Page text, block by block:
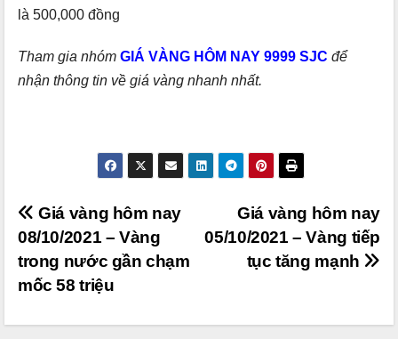
là 500,000 đồng
Tham gia nhóm GIÁ VÀNG HÔM NAY 9999 SJC để
nhận thông tin về giá vàng nhanh nhất.
Điều
hướng
bài
viết
Giá vàng hôm nay
05/10/2021 – Vàng tiếp
tục tăng mạnh
Giá vàng hôm nay
08/10/2021 – Vàng
trong nước gần chạm
mốc 58 triệu